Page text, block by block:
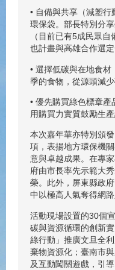
• 自備與共享（減塑
環保袋。部長特別分
（目前已有5成民眾
也計畫與高雄合作選
• 選擇低碳與在地食
季的食物，從源頭減
• 優先購買綠色標章產
用購買力實質鼓勵生
本次嘉年華亦特別頒
項，表揚地方環保機
意與卓越成果。在專
府由市長率先示範大
榮。此外，屏東縣政
中以極高人氣奪得網路
活動現場設置的30個
碳與資源循環的創新
綠行動」推廣文旦全
棄物資源化；臺南市
及互動闖關遊戲，引